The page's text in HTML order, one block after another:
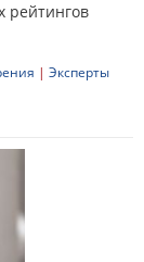
рейтингов
| Эксперты